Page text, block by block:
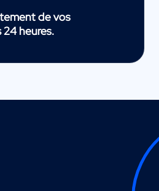
de vos
heures.